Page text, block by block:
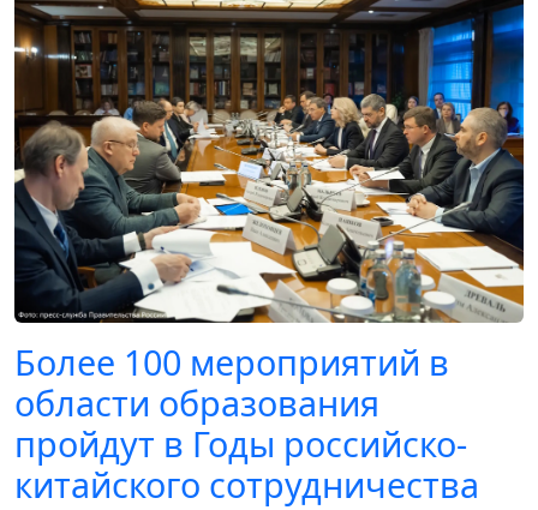
Более 100 мероприятий в
области образования
пройдут в Годы российско-
китайского сотрудничества